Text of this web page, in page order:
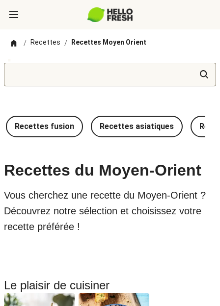
/ Recettes / Recettes Moyen Orient
Recettes fusion Recettes asiatiques
Recettes du Moyen-Orient
Vous cherchez une recette du Moyen-Orient ?
Découvrez notre sélection et choisissez votre
recette préférée !
Le plaisir de cuisiner